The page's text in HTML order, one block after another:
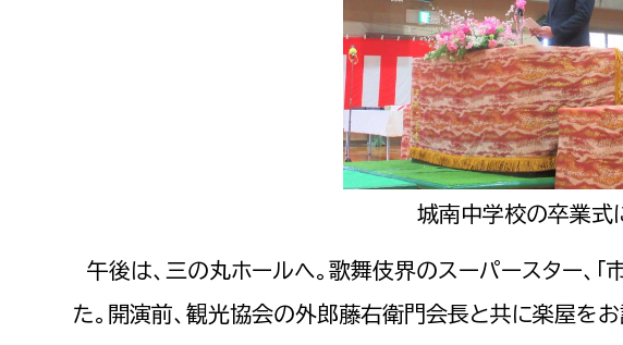
水道整備課
教育部
教育指導課
城南中学校の卒業式
午後は、三の丸ホールへ。歌舞伎界のスーパースター、
た。開演前、観光協会の外郎藤右衛門会長と共に楽屋を